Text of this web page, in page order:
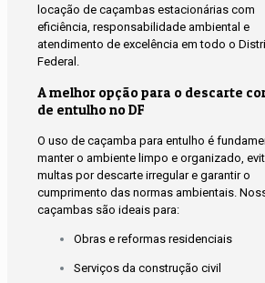
locação de caçambas estacionárias com
eficiência, responsabilidade ambiental e
atendimento de excelência em todo o
Federal.
A melhor opção para o descarte
de entulho no DF
O uso de caçamba para entulho é
manter o ambiente limpo e organizado,
multas por descarte irregular e garantir o
cumprimento das normas ambientais.
caçambas são ideais para:
Obras e reformas residenciais
Serviços da construção civil